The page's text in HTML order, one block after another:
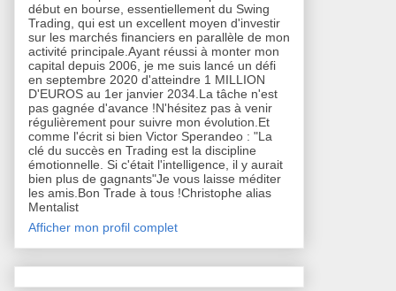
début en bourse, essentiellement du Swing
Trading, qui est un excellent moyen d'investir
sur les marchés financiers en parallèle de mon
activité principale.Ayant réussi à monter mon
capital depuis 2006, je me suis lancé un défi
en septembre 2020 d'atteindre 1 MILLION
D'EUROS au 1er janvier 2034.La tâche n'est
pas gagnée d'avance !N'hésitez pas à venir
régulièrement pour suivre mon évolution.Et
comme l'écrit si bien Victor Sperandeo : "La
clé du succès en Trading est la discipline
émotionnelle. Si c'était l'intelligence, il y aurait
bien plus de gagnants"Je vous laisse méditer
les amis.Bon Trade à tous !Christophe alias
Mentalist
Afficher mon profil complet